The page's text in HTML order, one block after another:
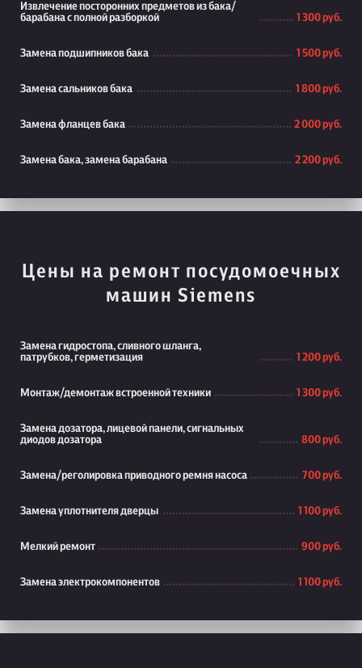
Извлечение посторонних предметов из бака/
барабана с полной разборкой
1 300 руб.
Замена подшипников бака 1 500 руб.
Замена сальников бака 1 800 руб.
Замена фланцев бака 2 000 руб.
Замена бака, замена барабана 2 200 руб.
Цены на ремонт посудомоечных
машин Siemens
Замена гидростопа, сливного шланга,
патрубков, герметизация
1 200 руб.
Монтаж/демонтаж встроенной техники 1 300 руб.
Замена дозатора, лицевой панели, сигнальных
диодов дозатора
800 руб.
Замена/реголировка приводного ремня насоса 700 руб.
Замена уплотнителя дверцы 1 100 руб.
Мелкий ремонт 900 руб.
Замена электрокомпонентов 1 100 руб.